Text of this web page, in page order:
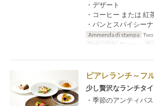
・デザート
・コーヒー または 紅
・パンとスパイシー
Ammenda di stampa
Date valide
01 mar ~
ピアレランチ～フ
少し贅沢なランチタ
・季節のアンティパス